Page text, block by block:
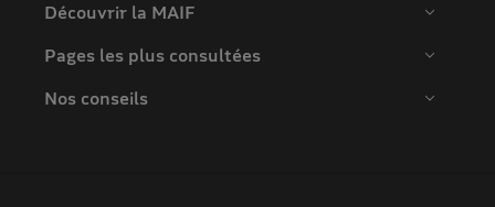
Découvrir la MAIF
Pages les plus consultées
Nos conseils